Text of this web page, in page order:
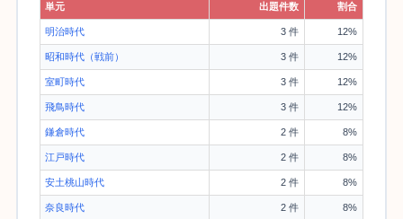
単元 出題件数 割合
明治時代 3 件 12%
昭和時代（戦前） 3 件 12%
室町時代 3 件 12%
飛鳥時代 3 件 12%
鎌倉時代 2 件 8%
江戸時代 2 件 8%
安土桃山時代 2 件 8%
奈良時代 2 件 8%